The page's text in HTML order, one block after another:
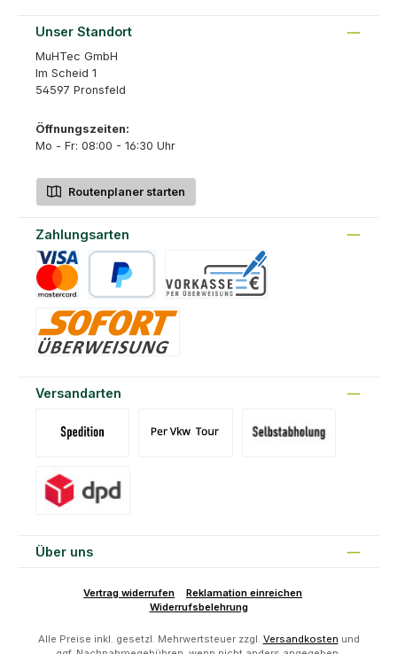
Unser Standort
MuHTec GmbH
Im Scheid 1
54597 Pronsfeld
Öffnungszeiten:
Mo - Fr: 08:00 - 16:30 Uhr
Routenplaner starten
Zahlungsarten
Versandarten
Über uns
Vertrag widerrufen
Reklamation einreichen
Widerrufsbelehrung
Alle Preise inkl. gesetzl. Mehrwertsteuer zzgl. Versandkosten und